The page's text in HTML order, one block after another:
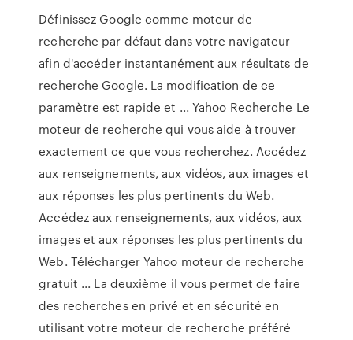
Définissez Google comme moteur de
recherche par défaut dans votre navigateur
afin d'accéder instantanément aux résultats de
recherche Google. La modification de ce
paramètre est rapide et ... Yahoo Recherche Le
moteur de recherche qui vous aide à trouver
exactement ce que vous recherchez. Accédez
aux renseignements, aux vidéos, aux images et
aux réponses les plus pertinents du Web.
Accédez aux renseignements, aux vidéos, aux
images et aux réponses les plus pertinents du
Web. Télécharger Yahoo moteur de recherche
gratuit ... La deuxième il vous permet de faire
des recherches en privé et en sécurité en
utilisant votre moteur de recherche préféré